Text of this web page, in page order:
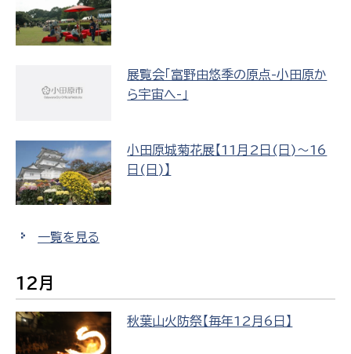
展覧会「富野由悠季の原点-小田原か
ら宇宙へ-」
小田原城菊花展【11月2日(日)～16
日(日)】
一覧を見る
12月
秋葉山火防祭【毎年12月6日】